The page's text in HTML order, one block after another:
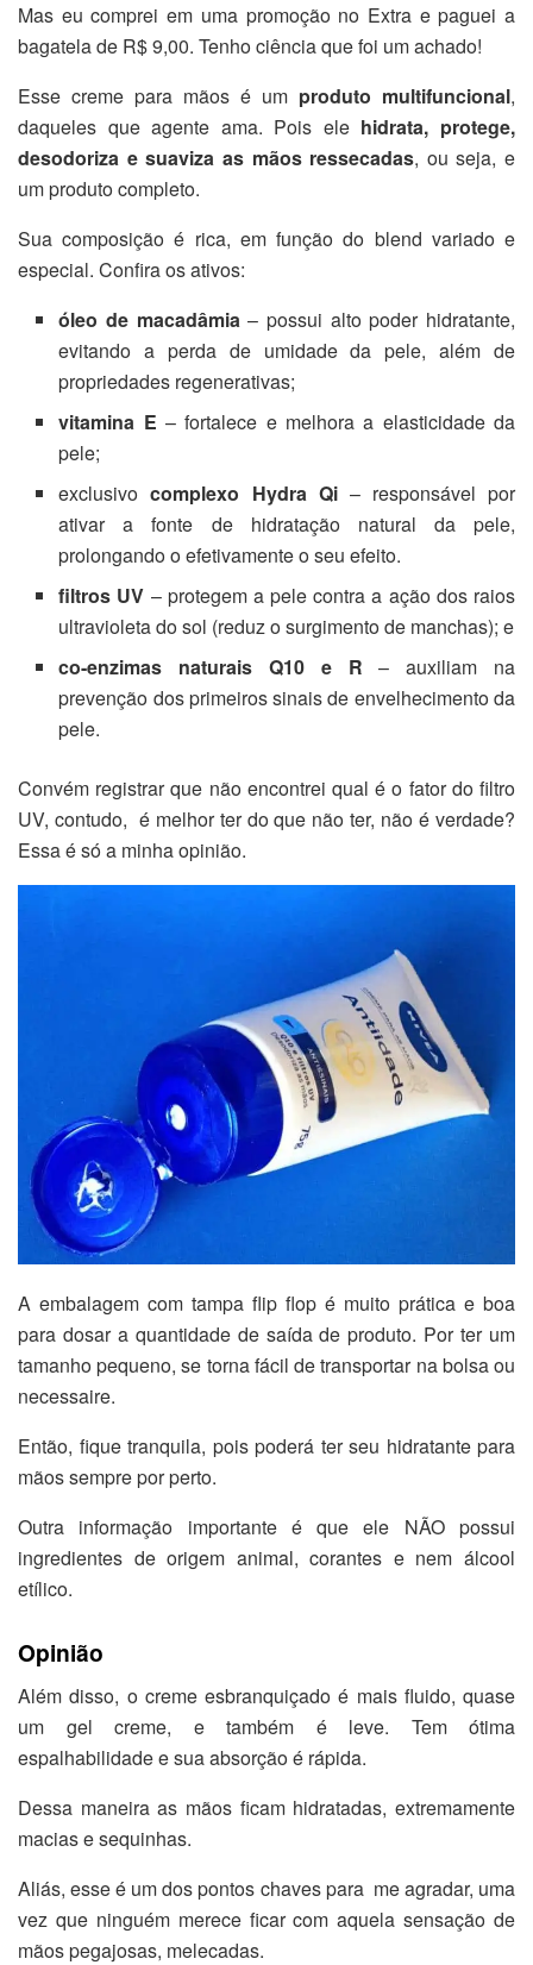
Mas eu comprei em uma promoção no Extra e paguei a
bagatela de R$ 9,00. Tenho ciência que foi um achado!
Esse creme para mãos é um produto multifuncional,
daqueles que agente ama. Pois ele hidrata, protege,
desodoriza e suaviza as mãos ressecadas, ou seja, e
um produto completo.
Sua composição é rica, em função do blend variado e
especial. Confira os ativos:
óleo de macadâmia– possui alto poder hidratante,
evitando a perda de umidade da pele, além de
propriedades regenerativas;
vitamina E – fortalece e melhora a elasticidade da
pele;
exclusivocomplexo Hydra Qi– responsável por
ativar a fonte de hidratação natural da pele,
prolongando o efetivamente o seu efeito.
filtros UV – protegem a pele contra a ação dos raios
ultravioleta do sol (reduz o surgimento de manchas); e
co-enzimas naturais Q10 e R – auxiliam na
prevenção dos primeiros sinais de envelhecimento da
pele.
Convém registrar que não encontrei qual é o fator do filtro
UV, contudo, é melhor ter do que não ter, não é verdade?
Essa é só a minha opinião.
A embalagem com tampa flip flop é muito prática e boa
para dosar a quantidade de saída de produto. Por ter um
tamanho pequeno, se torna fácil de transportar na bolsa ou
necessaire.
Então, fique tranquila, pois poderá ter seu hidratante para
mãos sempre por perto.
Outra informação importante é que ele NÃO possui
ingredientes de origem animal, corantes e nem álcool
etílico.
Opinião
Além disso, o creme esbranquiçado é mais fluido, quase
um gel creme, e também é leve. Tem ótima
espalhabilidade e sua absorção é rápida.
Dessa maneira as mãos ficam hidratadas, extremamente
macias e sequinhas.
Aliás, esse é um dos pontos chaves para me agradar, uma
vez que ninguém merece ficar com aquela sensação de
mãos pegajosas, melecadas.